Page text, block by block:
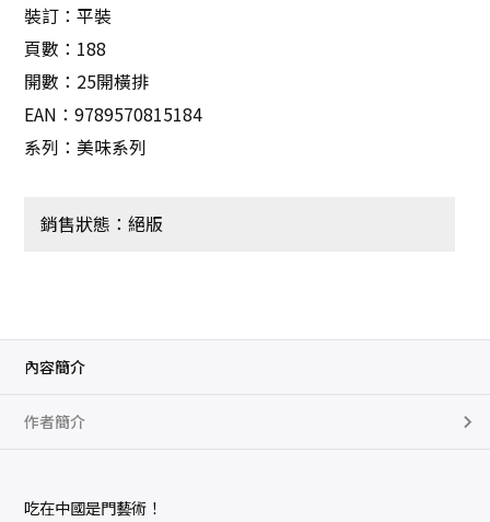
裝訂：平裝
頁數：188
開數：25開橫排
EAN：9789570815184
系列：美味系列
銷售狀態：絕版
內容簡介
作者簡介
吃在中國是門藝術！